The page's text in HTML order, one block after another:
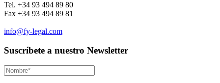
Tel. +34 93 494 89 80
Fax +34 93 494 89 81
info@fy-legal.com
Suscríbete a nuestro Newsletter